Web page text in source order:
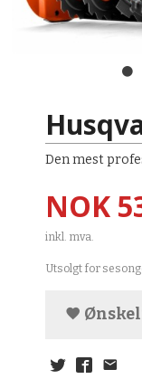
Den mest
Pris
NOK
inkl. mva.
Utsolgt for